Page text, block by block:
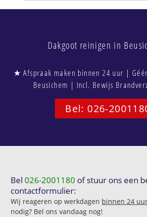
Dakgoot reinigen in
★ Afspraak maken binnen 24 uur |
Beusichem | Incl. Bewijs
Bel: 026-
Bel026-2001180 of stuur ons een
contactformulier:
Wij reageren op werkdagen binnen 24
nodig? Bel ons vandaag nog!